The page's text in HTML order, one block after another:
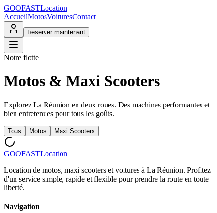
GOOFASTLocation
AccueilMotosVoituresContact
Réserver maintenant
Notre flotte
Motos & Maxi Scooters
Explorez La Réunion en deux roues. Des machines performantes et
bien entretenues pour tous les goûts.
Tous Motos Maxi Scooters
GOOFASTLocation
Location de motos, maxi scooters et voitures à La Réunion. Profitez
d'un service simple, rapide et flexible pour prendre la route en toute
liberté.
Navigation